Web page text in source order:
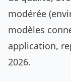
modérée
modèles
application,
2026.